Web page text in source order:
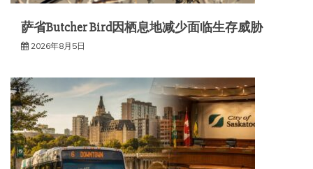
萨省Butcher Bird因栖息地减少面临生存威胁
2026年8月5日